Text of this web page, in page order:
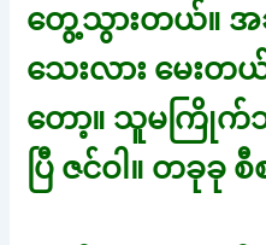
တွေ့သွားတယ်။
သေးလား မေးတ
တော့။ သူမကြိုက်
ပြီ ဇင်ဝါ။ တခုခု စီ